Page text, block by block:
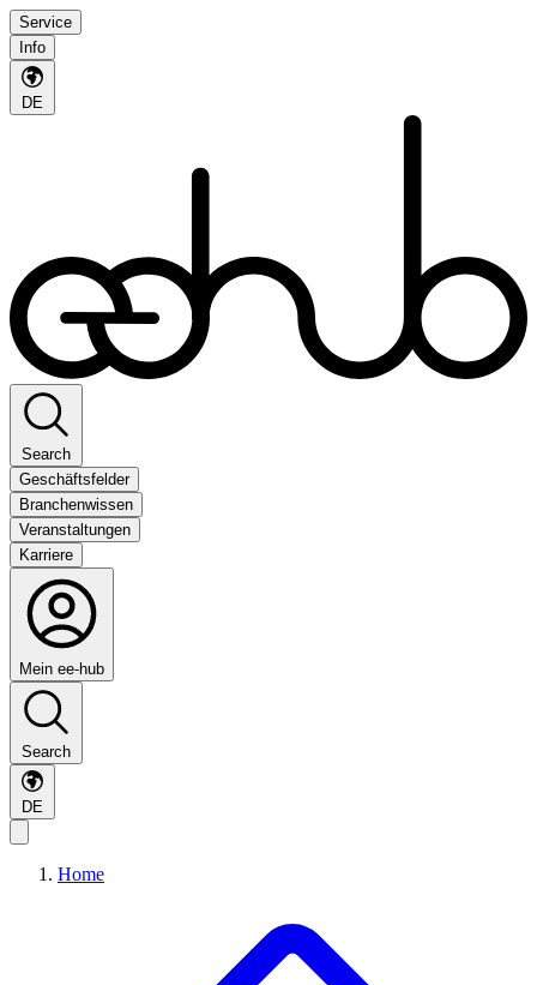
Service
Info
DE
Search
Geschäftsfelder
Branchenwissen
Veranstaltungen
Karriere
Mein ee-hub
Search
DE
Home